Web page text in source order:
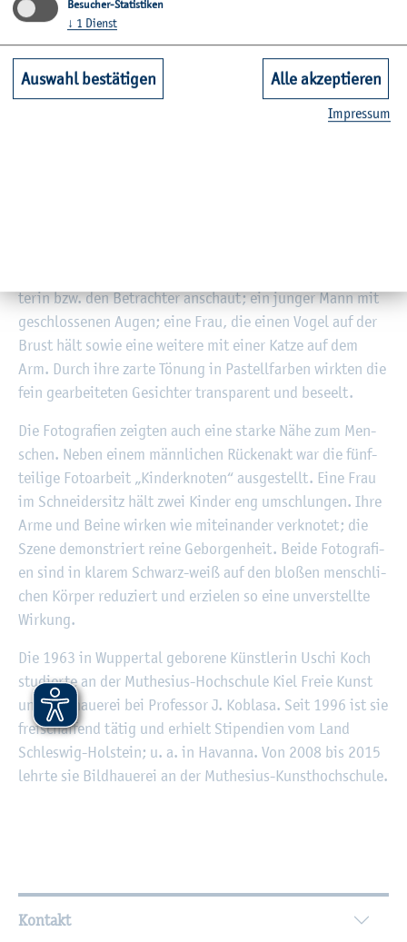
ker Bild­ta­fel mit dem Titel „Der Gar­ten Eden“ tum­meln
sich un­ge­wöhn­li­che Tiere mit meh­re­ren Köp­fen. Auf der
Mit­tel­ta­fel „Pa­ra­dies“ sind zahl­rei­che Men­schen mit zum
Teil Flü­geln oder Flos­sen zu sehen. Ganz rechts in der
„Hölle“ wim­melt es eben­falls vor Men­schen, aber auch
te­rin bzw. den Be­trach­ter an­schaut; ein jun­ger Mann mit
ge­schlos­se­nen Augen; eine Frau, die einen Vogel auf der
Brust hält sowie eine wei­te­re mit einer Katze auf dem
Arm. Durch ihre zarte Tö­nung in Pas­tell­far­ben wirk­ten die
fein ge­ar­bei­te­ten Ge­sich­ter trans­pa­rent und be­seelt.
Die Fo­to­gra­fi­en zeig­ten auch eine star­ke Nähe zum Men­
schen. Neben einem männ­li­chen Rü­cken­akt war die fünf­
tei­li­ge Fo­to­ar­beit „Kin­der­kno­ten“ aus­ge­stellt. Eine Frau
im Schnei­der­sitz hält zwei Kin­der eng um­schlun­gen. Ihre
Arme und Beine wir­ken wie mit­ein­an­der ver­kno­tet; die
Szene de­mons­triert reine Ge­bor­gen­heit. Beide Fo­to­gra­fi­
en sind in kla­rem Schwarz-weiß auf den blo­ßen mensch­li­
chen Kör­per re­du­ziert und er­zie­len so eine un­ver­stell­te
Wir­kung.
Die 1963 in Wup­per­tal ge­bo­re­ne Künst­le­rin Uschi Koch
stu­dier­te an der Muthe­si­us-Hoch­schu­le Kiel Freie Kunst
und Bild­haue­rei bei Pro­fes­sor J. Ko­bla­sa. Seit 1996 ist sie
frei­schaf­fend tätig und er­hielt Sti­pen­di­en vom Land
Schles­wig-Hol­stein; u. a. in Ha­van­na. Von 2008 bis 2015
lehr­te sie Bild­haue­rei an der Muthe­si­us-Kunst­hoch­schu­le.
Wei­ter­füh­ren­de In­for­ma­tio­nen
Kontakt
Besucher-Statistiken
↓ 1 Dienst
Auswahl bestätigen Alle akzeptieren
Im­pres­sum